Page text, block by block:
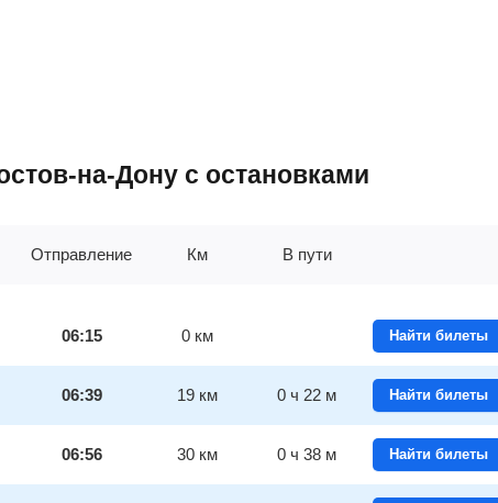
на-Дону с остановками
Отправление Км В пути
06:15 0 км Найти билеты
06:39 19 км 0 ч 22 м Найти билеты
06:56 30 км 0 ч 38 м Найти билеты